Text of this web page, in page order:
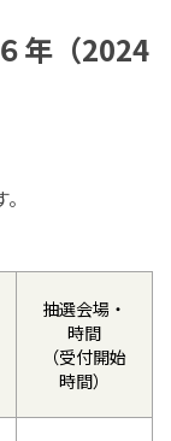
年（2024
抽選会場・
時間
（受付開始
時間）